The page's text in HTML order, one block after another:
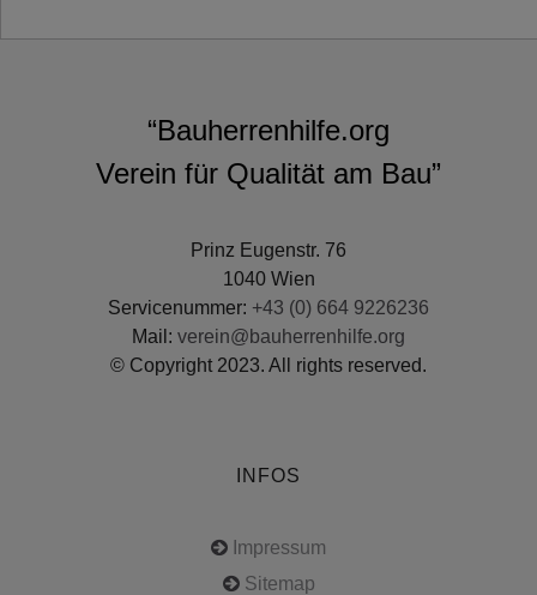
“Bauherrenhilfe.org
Verein für Qualität am Bau”
Prinz Eugenstr. 76
1040 Wien
Servicenummer: +43 (0) 664 9226236
Mail: verein@bauherrenhilfe.org
© Copyright 2023. All rights reserved.
INFOS
Impressum
Sitemap